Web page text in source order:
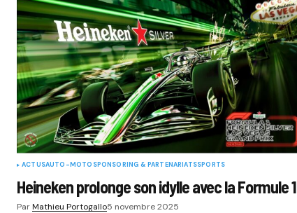
ACTUSAUTO-MOTO SPONSORING & PARTENARIATSSPORTS
Heineken prolonge son idylle avec la Formule 1
ParMathieu Portogallo5 novembre 2025